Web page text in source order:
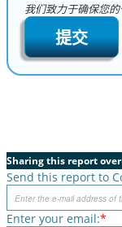
我们致力于确保您
提交
Sharing this report
Send this report to
Enter your email:*